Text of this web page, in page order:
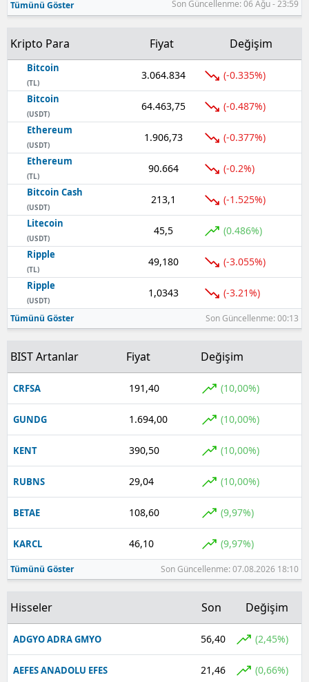
Sinop
Sivas
Tekirdağ
Tokat
Trabzon
Şanlıurfa
Uşak
Van
Zonguldak
Aksaray
Bayburt
Karaman
Kırıkkale
Batman
Şırnak
Bartın
Yalova
Karabük
Tümünü Göster Son Güncellenme: 06 Ağu - 23:59
Kripto Para Fiyat Değişim
Bitcoin
(TL)
3.064.834 (-0.335%)
Bitcoin
(USDT)
64.463,75 (-0.487%)
Ethereum
(USDT)
1.906,73 (-0.377%)
Ethereum
(TL)
90.664 (-0.2%)
Bitcoin Cash
(USDT)
213,1 (-1.525%)
Litecoin
(USDT)
45,5 (0.486%)
Ripple
(TL)
49,180 (-3.055%)
Ripple
(USDT)
1,0343 (-3.21%)
Tümünü Göster Son Güncellenme: 00:13
BIST Artanlar Fiyat Değişim
CRFSA 191,40 (10,00%)
GUNDG 1.694,00 (10,00%)
KENT 390,50 (10,00%)
RUBNS 29,04 (10,00%)
BETAE 108,60 (9,97%)
KARCL 46,10 (9,97%)
Tümünü Göster Son Güncellenme: 07.08.2026 18:10
Hisseler Son Değişim
ADGYO ADRA GMYO 56,40 (2,45%)
AEFES ANADOLU EFES 21,46 (0,66%)